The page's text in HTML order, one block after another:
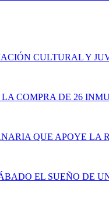
CULTURAL Y
COMPRA DE 26
QUE APOYE
EL SUEÑO DE